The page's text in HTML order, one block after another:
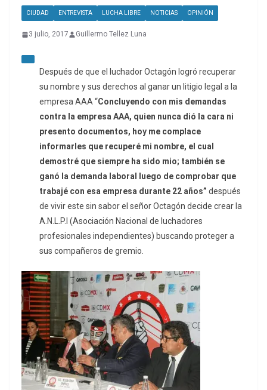
CIUDAD ENTREVISTA LUCHA LIBRE NOTICIAS OPINIÓN
3 julio, 2017 Guillermo Tellez Luna
Después de que el luchador Octagón logró recuperar
su nombre y sus derechos al ganar un litigio legal a la
empresa AAA “Concluyendo con mis demandas
contra la empresa AAA, quien nunca dió la cara ni
presento documentos, hoy me complace
informarles que recuperé mi nombre, el cual
demostré que siempre ha sido mio; también se
ganó la demanda laboral luego de comprobar que
trabajé con esa empresa durante 22 años” después
de vivir este sin sabor el señor Octagón decide crear la
A.N.L.P.I (Asociación Nacional de luchadores
profesionales independientes) buscando proteger a
sus compañeros de gremio.